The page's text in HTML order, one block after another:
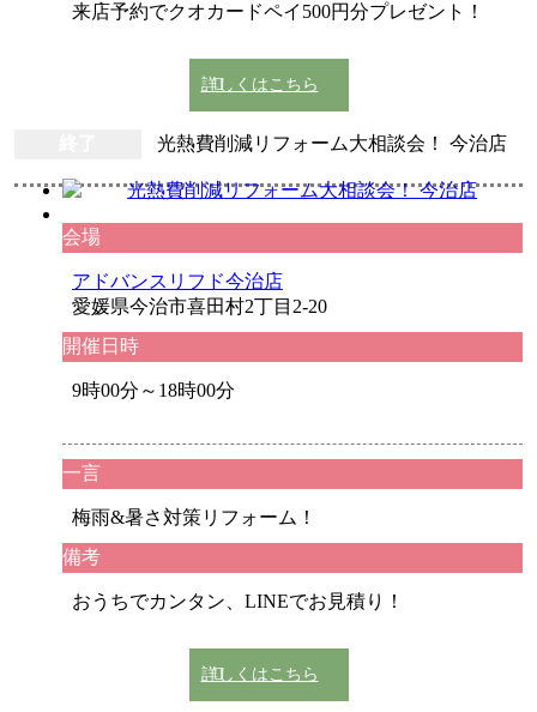
来店予約でクオカードペイ500円分プレゼント！
詳しくはこちら
光熱費削減リフォーム大相談会！ 今治店
会場
アドバンスリフド今治店
愛媛県今治市喜田村2丁目2-20
開催日時
9時00分～18時00分
一言
梅雨&暑さ対策リフォーム！
備考
おうちでカンタン、LINEでお見積り！
詳しくはこちら